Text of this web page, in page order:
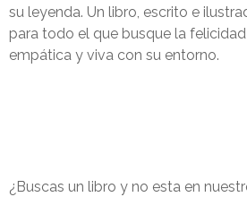
su leyenda. Un libro, escrito e
para todo el que busque la
empática y viva con su entorno.
¿Buscas un libro y no esta en